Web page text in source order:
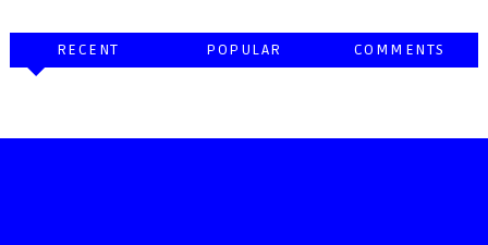
RECENT POPULAR COMMENTS